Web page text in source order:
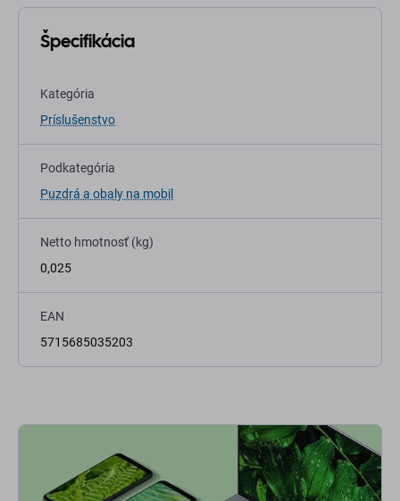
Špecifikácia
Kategória
Príslušenstvo
Podkategória
Puzdrá a obaly na mobil
Netto hmotnosť (kg)
0,025
EAN
5715685035203